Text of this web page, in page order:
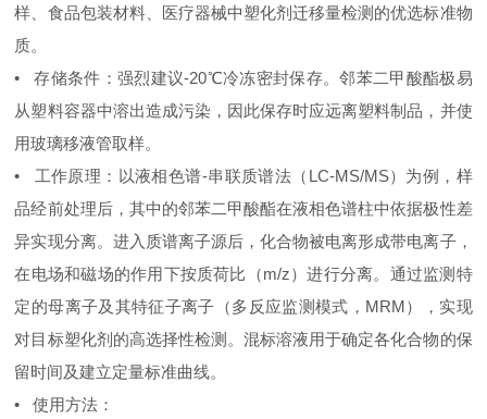
样、食品包装材料、医疗器械中塑化剂迁移量检测的优选标准物
质。
• 存储条件：强烈建议-20℃冷冻密封保存。邻苯二甲酸酯极易
从塑料容器中溶出造成污染，因此保存时应远离塑料制品，并使
用玻璃移液管取样。
• 工作原理：以液相色谱-串联质谱法（LC-MS/MS）为例，样
品经前处理后，其中的邻苯二甲酸酯在液相色谱柱中依据极性差
异实现分离。进入质谱离子源后，化合物被电离形成带电离子，
在电场和磁场的作用下按质荷比（m/z）进行分离。通过监测特
定的母离子及其特征子离子（多反应监测模式，MRM），实现
对目标塑化剂的高选择性检测。混标溶液用于确定各化合物的保
留时间及建立定量标准曲线。
• 使用方法：